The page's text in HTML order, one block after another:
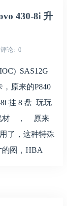
430-8i 升
评论 0
SAS12G
，原来的P840
挂 8 盘 玩玩
线材 ， 原来
了，这种特殊
图，HBA